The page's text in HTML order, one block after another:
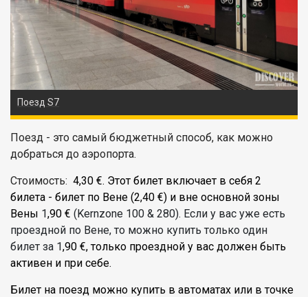
Поезд S7
Поезд - это самый бюджетный способ, как можно
добраться до аэропорта.
Стоимость: 4,30 €. Этот билет включает в себя 2
билета - билет по Вене (2,40 €) и вне основной зоны
Вены 1,90 € (Kernzone 100 & 280). Если у вас уже есть
проездной по Вене, то можно купить только один
билет за 1,90 €, только проездной у вас должен быть
активен и при себе.
Билет на поезд можно купить в автоматах или в точке